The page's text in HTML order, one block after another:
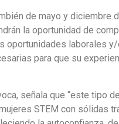
de mayo y diciembre
la oportunidad de
oportunidades laborales
para que su
señala que “este tipo
STEM con sólidas